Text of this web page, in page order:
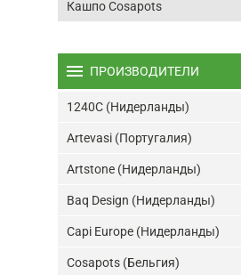
Кашпо Cosapots
menu ПРОИЗВОДИТЕЛИ
1240C (Нидерланды)
Artevasi (Португалия)
Artstone (Нидерланды)
Baq Design (Нидерланды)
Capi Europe (Нидерланды)
Cosapots (Бельгия)